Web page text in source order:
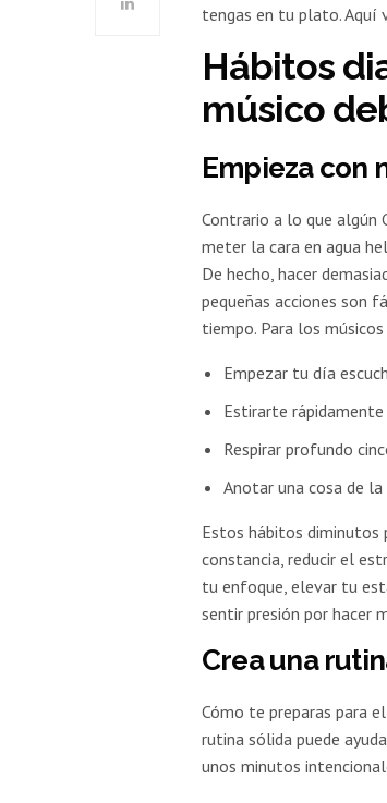
tengas en tu plato. Aquí
Hábitos
músico
Empieza con
Contrario a lo que algún
meter la cara en agua
De hecho, hacer
pequeñas acciones son
tiempo. Para los
Empezar tu día
Estirarte
Respirar profundo
Anotar una cosa de
Estos hábitos diminutos
constancia, reducir el
tu enfoque, elevar tu
sentir presión por hacer
Crea una
Cómo te preparas para
rutina sólida puede
unos minutos